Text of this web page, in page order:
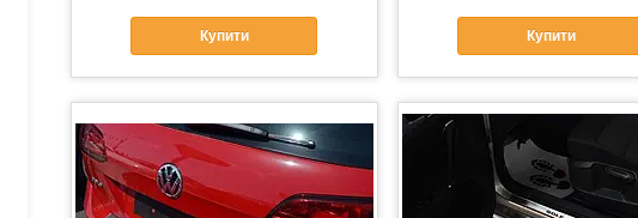
Купити Купити